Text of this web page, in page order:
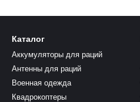
Каталог
Аккумуляторы для раций
Антенны для раций
Военная одежда
Квадрокоптеры